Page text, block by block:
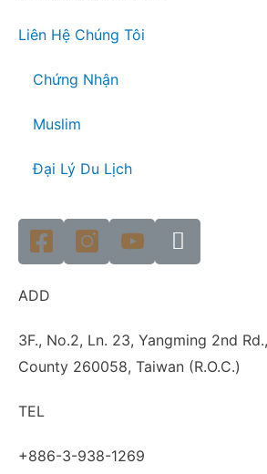
Liên Hệ Chúng Tôi
Chứng Nhận
Muslim
Đại Lý Du Lịch
ADD
3F., No.2, Ln. 23, Yangming 2nd
County 260058, Taiwan (R.O.C.)
TEL
+886-3-938-1269​